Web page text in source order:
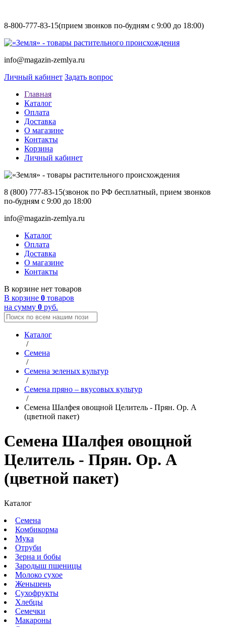
8-800-777-83-15(прием звонков по-будням с 9:00 до 18:00)
info@magazin-zemlya.ru
Личный кабинет Задать вопрос
Главная
Каталог
Оплата
Доставка
О магазине
Контакты
Корзина
Личный кабинет
8 (800) 777-83-15(звонок по РФ бесплатный, прием звонков
по-будням с 9:00 до 18:00
info@magazin-zemlya.ru
Каталог
Оплата
Доставка
О магазине
Контакты
В корзине нет товаров
В корзине 0 товаров
на сумму 0 руб.
Каталог
/
Семена
/
Семена зеленых культур
/
Семена пряно – вкусовых культур
/
Семена Шалфея овощной Целитель - Прян. Ор. А
(цветной пакет)
Семена Шалфея овощной
Целитель - Прян. Ор. А
(цветной пакет)
Каталог
Семена
Комбикорма
Мука
Отруби
Зерна и бобы
Зародыш пшеницы
Молоко сухое
Женьшень
Сухофрукты
Хлебцы
Семечки
Макароны